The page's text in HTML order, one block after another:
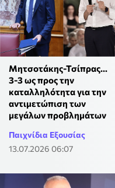
Μητσοτάκης-Τσίπρας...
3-3 ως προς την
καταλληλότητα για την
αντιμετώπιση των
μεγάλων προβλημάτων
Παιχνίδια Εξουσίας
13.07.2026 06:07